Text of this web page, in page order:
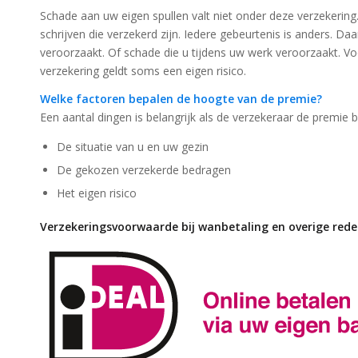
Schade aan uw eigen spullen valt niet onder deze
schrijven die verzekerd zijn. Iedere gebeurtenis is anders.
veroorzaakt. Of schade die u tijdens uw werk veroorzaakt.
verzekering geldt soms een eigen risico.
Welke factoren bepalen de hoogte van de premie?
Een aantal dingen is belangrijk als de verzekeraar de
De situatie van u en uw gezin
De gekozen verzekerde bedragen
Het eigen risico
Verzekeringsvoorwaarde bij wanbetaling en overige